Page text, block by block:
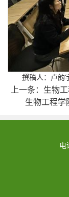
撰稿人：卢韵
上一条： 生物
生物工程学
电